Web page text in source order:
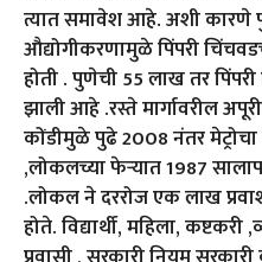
त्यात समावेश आहे. अशी कारणे
औद्योगीकरणामुळे पिंपरी
होती . पुणेची 55 लाख तर
झाली आहे .रस्ते मार्गावरील
कोंडीमुळे पुढे 2008 नंतर
,लोकलच्या फेऱ्यात 1987
.लोकल ने दररोज एक लाख
होते. विद्यार्थी, महिला, कष्टकरी